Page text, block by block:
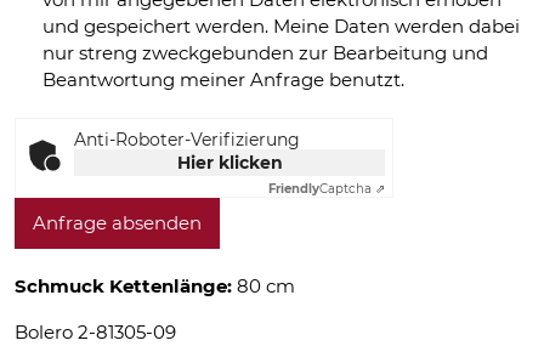
und gespeichert werden. Meine Daten werden dabei
nur streng zweckgebunden zur Bearbeitung und
Beantwortung meiner Anfrage benutzt.
Anti-Roboter-Verifizierung
Hier klicken
FriendlyCaptcha ⇗
Anfrage absenden
Schmuck Kettenlänge: 80 cm
Bolero 2-81305-09